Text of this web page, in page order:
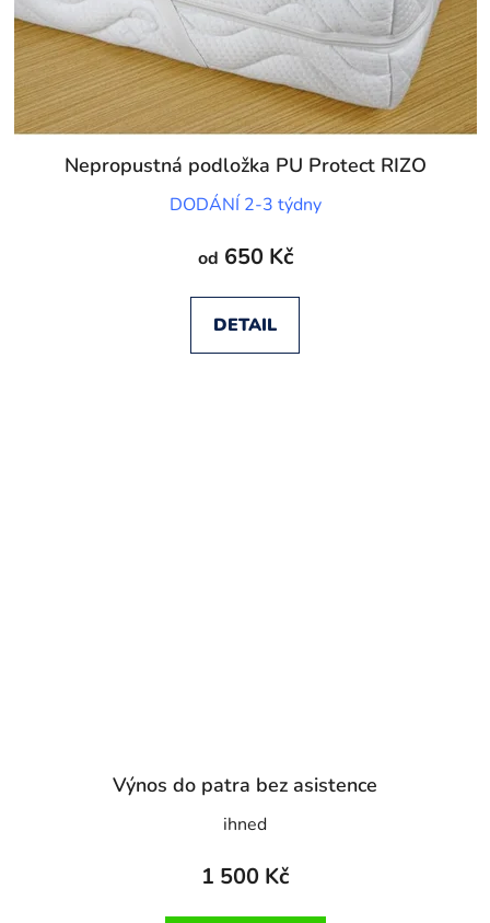
Nepropustná podložka PU Protect RIZO
DODÁNÍ 2-3 týdny
od 650 Kč
DETAIL
Výnos do patra bez asistence
ihned
1 500 Kč